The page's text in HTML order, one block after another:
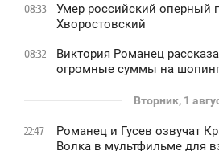
08:33
Умер российский оперный
Хворостовский
08:32
Виктория Романец
огромные суммы на
Вторник, 1
22:47
Романец и Гусев озвучат
Волка в мультфильме для